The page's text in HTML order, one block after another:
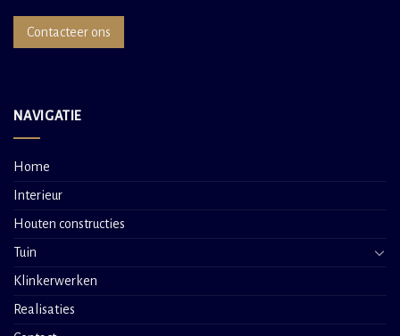
Contacteer ons
NAVIGATIE
Home
Interieur
Houten constructies
Tuin
Klinkerwerken
Realisaties